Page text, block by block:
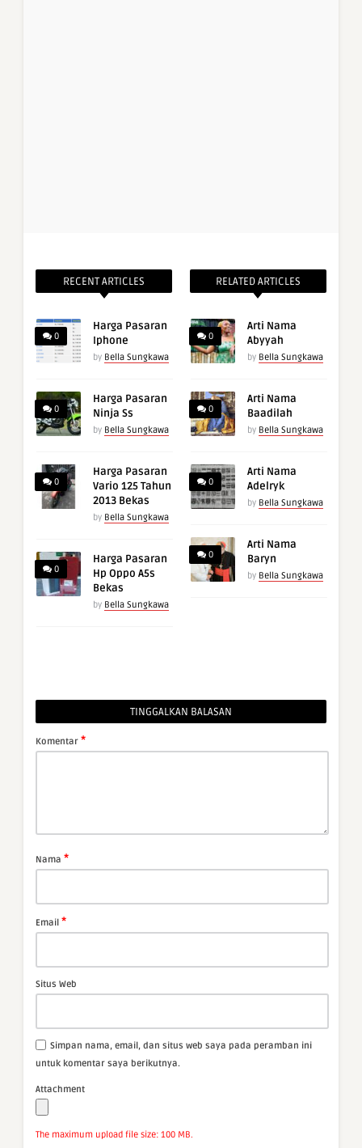
RECENT ARTICLES
0
Harga Pasaran
Iphone
by Bella Sungkawa
0
Harga Pasaran
Ninja Ss
by Bella Sungkawa
0
Harga Pasaran
Vario 125 Tahun
2013 Bekas
by Bella Sungkawa
0
Harga Pasaran
Hp Oppo A5s
Bekas
by Bella Sungkawa
RELATED ARTICLES
0
Arti Nama
Abyyah
by Bella Sungkawa
0
Arti Nama
Baadilah
by Bella Sungkawa
0
Arti Nama
Adelryk
by Bella Sungkawa
0
Arti Nama
Baryn
by Bella Sungkawa
TINGGALKAN BALASAN
Komentar *
Nama *
Email *
Situs Web
Simpan nama, email, dan situs web saya pada peramban ini
untuk komentar saya berikutnya.
Attachment
The maximum upload file size: 100 MB.